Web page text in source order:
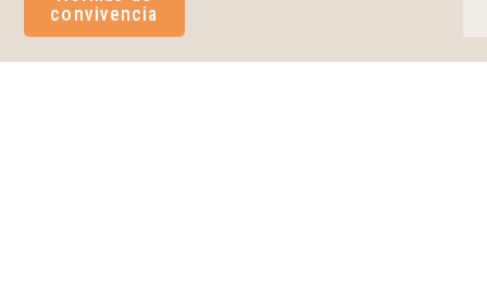
convivencia